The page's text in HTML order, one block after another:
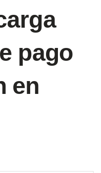
pago
en